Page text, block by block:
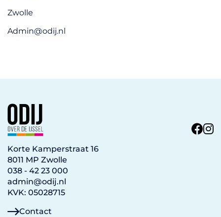
Zwolle
Admin@odij.nl
Korte Kamperstraat 16
8011 MP Zwolle
038 - 42 23 000
admin@odij.nl
KVK: 05028715
Contact